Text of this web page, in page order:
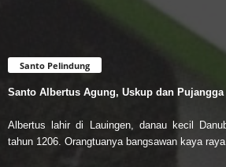
Santo Pelindung
Santo Albertus Agung, Uskup dan Pujangga
Albertus lahir di Lauingen, danau kecil
tahun 1206. Orangtuanya bangsawan kaya